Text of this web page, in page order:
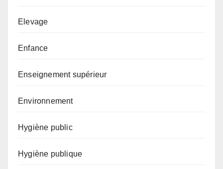
Elevage
Enfance
Enseignement supérieur
Environnement
Hygiène public
Hygiène publique